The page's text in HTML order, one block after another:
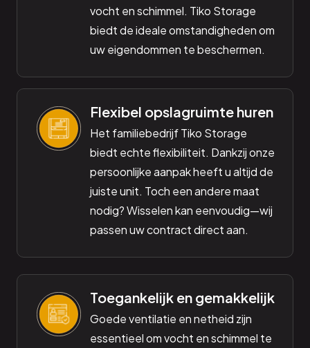
vocht en schimmel. Tiko Storage
biedt de ideale omstandigheden om
uw eigendommen te beschermen.
Flexibel opslagruimte huren
Het familiebedrijf Tiko Storage
biedt echte flexibiliteit. Dankzij onze
persoonlijke aanpak heeft u altijd de
juiste unit. Toch een andere maat
nodig? Wisselen kan eenvoudig—wij
passen uw contract direct aan.
Toegankelijk en gemakkelijk
Goede ventilatie en netheid zijn
essentieel om vocht en schimmel te